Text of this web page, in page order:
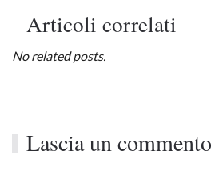
Articoli correlati
No related posts.
Lascia un commento